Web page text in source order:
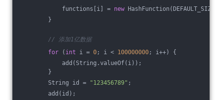
functions[i] = new
}
// 添加1亿数据
for ( int i = 0; i < 100000000; i++) {
add(String.valueOf(i));
}
String id =
"123456789" ;
add(id);